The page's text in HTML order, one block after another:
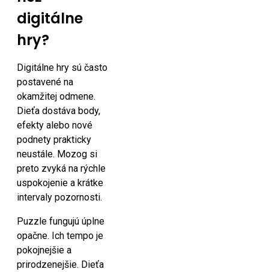
digitálne
hry?
Digitálne hry sú často
postavené na
okamžitej odmene.
Dieťa dostáva body,
efekty alebo nové
podnety prakticky
neustále. Mozog si
preto zvyká na rýchle
uspokojenie a krátke
intervaly pozornosti.
Puzzle fungujú úplne
opačne. Ich tempo je
pokojnejšie a
prirodzenejšie. Dieťa